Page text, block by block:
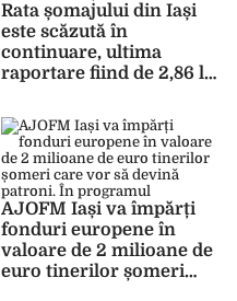
Rata șomajului din Iași
este scăzută în
continuare, ultima
raportare fiind de 2,86 la
persoane, în domenii
precum serviciile sau
construcțiile
AJOFM Iași va împărți
fonduri europene în
valoare de 2 milioane de
euro tinerilor șomeri